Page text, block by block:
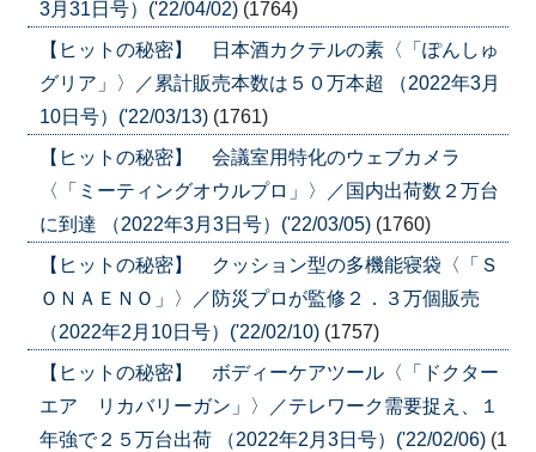
3月31日号）('22/04/02) (1764)
【ヒットの秘密】 日本酒カクテルの素〈「ぽんしゅ
グリア」〉／累計販売本数は５０万本超 （2022年3月
10日号）('22/03/13) (1761)
【ヒットの秘密】 会議室用特化のウェブカメラ
〈「ミーティングオウルプロ」〉／国内出荷数２万台
に到達 （2022年3月3日号）('22/03/05) (1760)
【ヒットの秘密】 クッション型の多機能寝袋〈「Ｓ
ＯＮＡＥＮＯ」〉／防災プロが監修２．３万個販売
（2022年2月10日号）('22/02/10) (1757)
【ヒットの秘密】 ボディーケアツール〈「ドクター
エア リカバリーガン」〉／テレワーク需要捉え、１
年強で２５万台出荷 （2022年2月3日号）('22/02/06) (1